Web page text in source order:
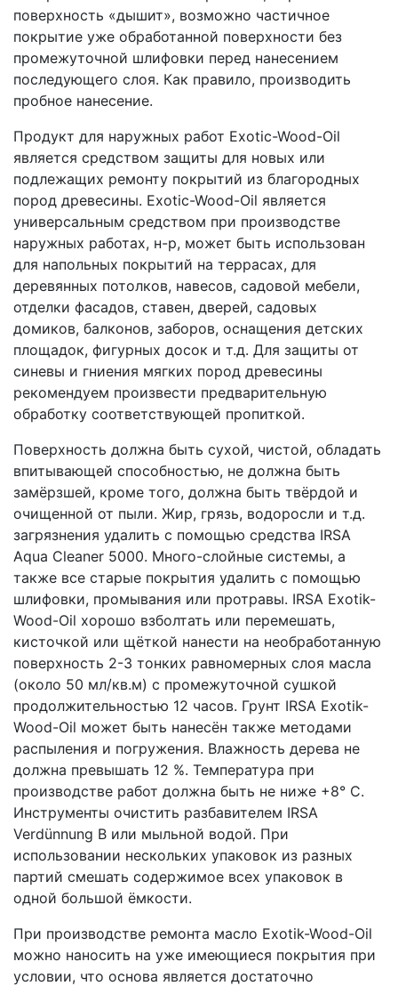
поверхность «дышит», возможно частичное
покрытие уже обработанной поверхности без
промежуточной шлифовки перед нанесением
последующего слоя. Как правило, производить
пробное нанесение.
Продукт для наружных работ Exotic-Wood-Oil
является средством защиты для новых или
подлежащих ремонту покрытий из благородных
пород древесины. Exotic-Wood-Oil является
универсальным средством при производстве
наружных работах, н-р, может быть использован
для напольных покрытий на террасах, для
деревянных потолков, навесов, садовой мебели,
отделки фасадов, ставен, дверей, садовых
домиков, балконов, заборов, оснащения детских
площадок, фигурных досок и т.д. Для защиты от
синевы и гниения мягких пород древесины
рекомендуем произвести предварительную
обработку соответствующей пропиткой.
Поверхность должна быть сухой, чистой, обладать
впитывающей способностью, не должна быть
замёрзшей, кроме того, должна быть твёрдой и
очищенной от пыли. Жир, грязь, водоросли и т.д.
загрязнения удалить с помощью средства IRSA
Aqua Cleaner 5000. Много-слойные системы, а
также все старые покрытия удалить с помощью
шлифовки, промывания или протравы. IRSA Exotik-
Wood-Oil хорошо взболтать или перемешать,
кисточкой или щёткой нанести на необработанную
поверхность 2-3 тонких равномерных слоя масла
(около 50 мл/кв.м) с промежуточной сушкой
продолжительностью 12 часов. Грунт IRSA Exotik-
Wood-Oil может быть нанесён также методами
распыления и погружения. Влажность дерева не
должна превышать 12 %. Температура при
производстве работ должна быть не ниже +8° С.
Инструменты очистить разбавителем IRSA
Verdünnung B или мыльной водой. При
использовании нескольких упаковок из разных
партий смешать содержимое всех упаковок в
одной большой ёмкости.
При производстве ремонта масло Exotik-Wood-Oil
можно наносить на уже имеющиеся покрытия при
условии, что основа является достаточно